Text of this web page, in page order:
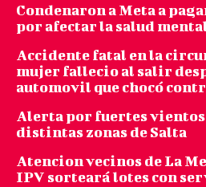
Condenaron a Meta a
por afectar la salud
Accidente fatal en la
mujer fallecio al salir
automovil que chocó
Alerta por fuertes vientos
distintas zonas de Salta
Atencion vecinos de La
IPV sorteará lotes con